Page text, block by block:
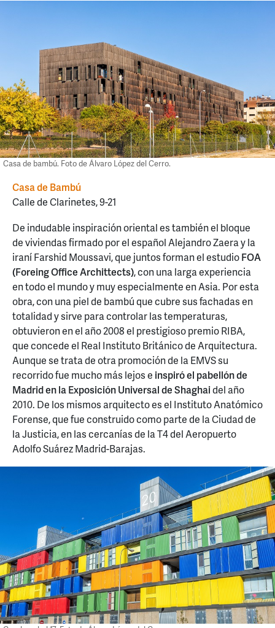
Casa de bambú. Foto de Álvaro López del Cerro.
Casa de Bambú
Calle de Clarinetes, 9-21
De indudable inspiración oriental es también el bloque
de viviendas firmado por el español Alejandro Zaera y la
iraní Farshid Moussavi, que juntos forman el estudioFOA
(Foreing Office Archittects), con una larga experiencia
en todo el mundo y muy especialmente en Asia. Por esta
obra, con una piel de bambú que cubre sus fachadas en
totalidad y sirve para controlar las temperaturas,
obtuvieron en el año 2008 el prestigioso premio RIBA,
que concede el Real Instituto Británico de Arquitectura.
Aunque se trata de otra promoción de la EMVS su
recorrido fue mucho más lejos e inspiró el pabellón de
Madrid en la Exposición Universal de Shaghaidel año
2010. De los mismos arquitecto es el Instituto Anatómico
Forense, que fue construido como parte de la Ciudad de
la Justicia, en las cercanías de la T4 del Aeropuerto
Adolfo Suárez Madrid-Barajas.